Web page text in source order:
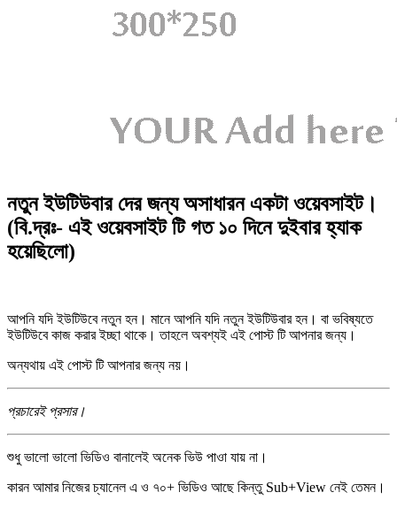
নতুন ইউটিউবার দের জন্য অসাধারন একটা ওয়েবসাইট।
(বি.দ্রঃ- এই ওয়েবসাইট টি গত ১০ দিনে দুইবার হ্যাক
হয়েছিলো)
আপনি যদি ইউটিউবে নতুন হন। মানে আপনি যদি নতুন ইউটিউবার হন। বা ভবিষ্যতে
ইউটিউবে কাজ করার ইচ্ছা থাকে। তাহলে অবশ্যই এই পোস্ট টি আপনার জন্য।
অন্যথায় এই পোস্ট টি আপনার জন্য নয়।
প্রচারেই প্রসার।
শুধু ভালো ভালো ভিডিও বানালেই অনেক ভিউ পাওা যায় না।
কারন আমার নিজের চ্যানেল এ ও ৭০+ ভিডিও আছে কিন্তু Sub+View নেই তেমন।